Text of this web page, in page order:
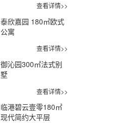
查看详情>>
泰欣嘉园 180㎡欧式
公寓
查看详情>>
御沁园300㎡法式别
墅
查看详情>>
临港碧云壹零180㎡
现代简约大平层